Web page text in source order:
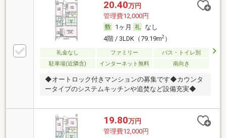
20.40万円
管理費12,000円
1ヶ月
なし
4階 / 3LDK（79.19m2）
礼金なし ファミリー
バス・トイレ別
駐車場(近隣含)
インターネット無料 南向き
◆オートロック付きマンションの募集です◆カウンタ
ータイプのシステムキッチンや追焚など設備充実◆
19.80万円
管理費12,000円